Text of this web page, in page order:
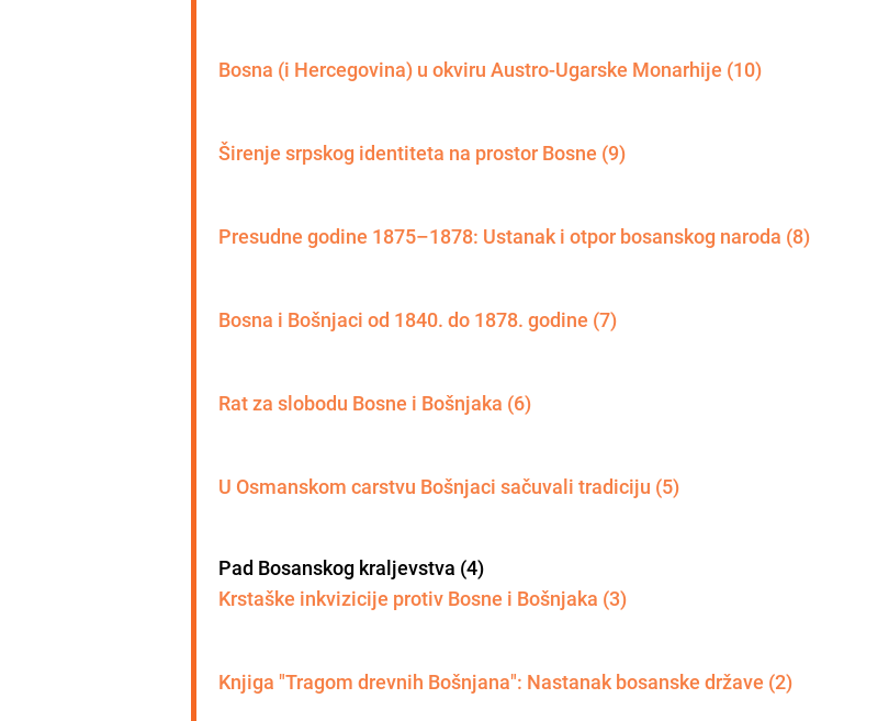
Bosna (i Hercegovina) u okviru Austro-Ugarske Monarhije (10)
Širenje srpskog identiteta na prostor Bosne (9)
Presudne godine 1875–1878: Ustanak i otpor bosanskog naroda (8)
Bosna i Bošnjaci od 1840. do 1878. godine (7)
Rat za slobodu Bosne i Bošnjaka (6)
U Osmanskom carstvu Bošnjaci sačuvali tradiciju (5)
Pad Bosanskog kraljevstva (4)
Krstaške inkvizicije protiv Bosne i Bošnjaka (3)
Knjiga "Tragom drevnih Bošnjana": Nastanak bosanske države (2)